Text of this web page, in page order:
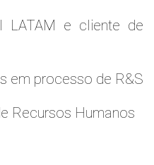
LATAM e cliente de
em processo de R&S
Recursos Humanos